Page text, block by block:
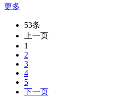
更多
53条
上一页
1
2
3
4
5
下一页